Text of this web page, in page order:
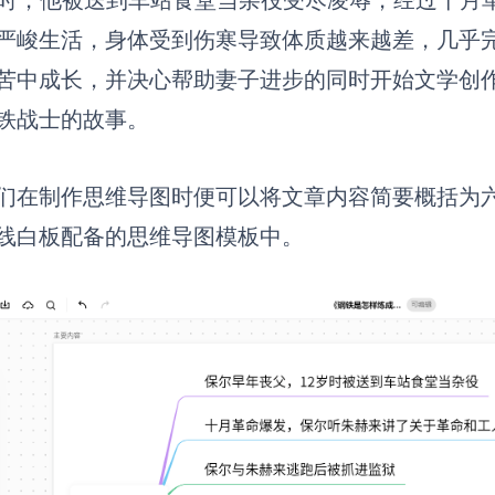
峻生活，身体受到伤寒导致体质越来越差，几乎
中成长，并决心帮助妻子进步的同时开始文学创
战士的故事。
在制作思维导图时便可以将文章内容简要概括
白板配备的思维导图模板中。